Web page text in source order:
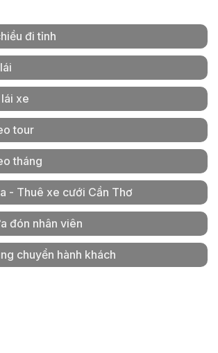
đi tỉnh
xe
tour
tháng
- Thuê xe cưới Cần Thơ
đón nhân viên
chuyển hành khách